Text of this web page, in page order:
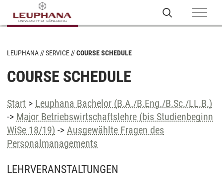
LEUPHANA SERVICE COURSE SCHEDULE
COURSE SCHEDULE
Start > Leuphana Bachelor (B.A./B.Eng./B.Sc./LL.B.)
-> Major Betriebswirtschaftslehre (bis Studienbeginn
WiSe 18/19) -> Ausgewählte Fragen des
Personalmanagements
LEHRVERANSTALTUNGEN